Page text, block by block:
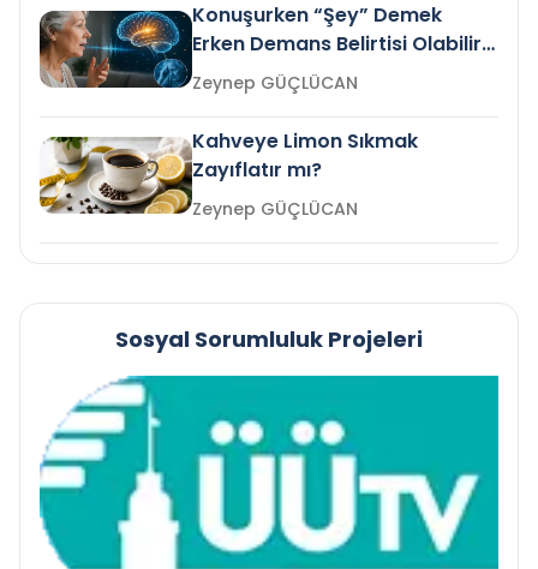
Konuşurken “Şey” Demek
Erken Demans Belirtisi Olabilir
mi?
Zeynep GÜÇLÜCAN
Kahveye Limon Sıkmak
Zayıflatır mı?
Zeynep GÜÇLÜCAN
Sosyal Sorumluluk Projeleri